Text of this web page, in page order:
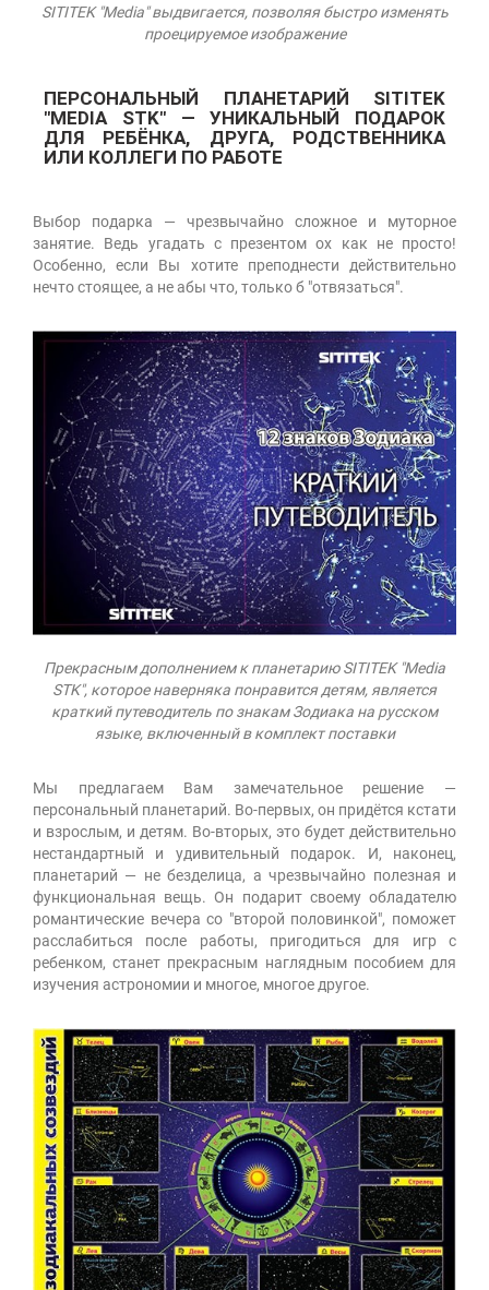
SITITEK "Media" выдвигается, позволяя быстро изменять
проецируемое изображение
ПЕРСОНАЛЬНЫЙ ПЛАНЕТАРИЙ SITITEK
"MEDIA STK" — УНИКАЛЬНЫЙ ПОДАРОК
ДЛЯ РЕБЁНКА, ДРУГА, РОДСТВЕННИКА
ИЛИ КОЛЛЕГИ ПО РАБОТЕ
Выбор подарка — чрезвычайно сложное и муторное
занятие. Ведь угадать с презентом ох как не просто!
Особенно, если Вы хотите преподнести действительно
нечто стоящее, а не абы что, только б "отвязаться".
Прекрасным дополнением к планетарию SITITEK "Media
STK", которое наверняка понравится детям, является
краткий путеводитель по знакам Зодиака на русском
языке, включенный в комплект поставки
Мы предлагаем Вам замечательное решение —
персональный планетарий. Во-первых, он придётся кстати
и взрослым, и детям. Во-вторых, это будет действительно
нестандартный и удивительный подарок. И, наконец,
планетарий — не безделица, а чрезвычайно полезная и
функциональная вещь. Он подарит своему обладателю
романтические вечера со "второй половинкой", поможет
расслабиться после работы, пригодиться для игр с
ребенком, станет прекрасным наглядным пособием для
изучения астрономии и многое, многое другое.